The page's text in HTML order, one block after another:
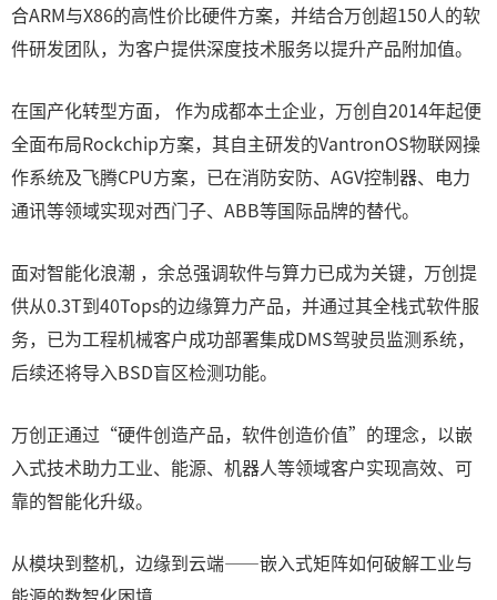
合ARM与X86的高性价比硬件方案，并结合万创超150人的软
件研发团队，为客户提供深度技术服务以提升产品附加值。
在国产化转型方面， 作为成都本土企业，万创自2014年起便
全面布局Rockchip方案，其自主研发的VantronOS物联网操
作系统及飞腾CPU方案，已在消防安防、AGV控制器、电力
通讯等领域实现对西门子、ABB等国际品牌的替代。
面对智能化浪潮 ，余总强调软件与算力已成为关键，万创提
供从0.3T到40Tops的边缘算力产品，并通过其全栈式软件服
务，已为工程机械客户成功部署集成DMS驾驶员监测系统，
后续还将导入BSD盲区检测功能。
万创正通过“硬件创造产品，软件创造价值”的理念，以嵌
入式技术助力工业、能源、机器人等领域客户实现高效、可
靠的智能化升级。
从模块到整机，边缘到云端——嵌入式矩阵如何破解工业与